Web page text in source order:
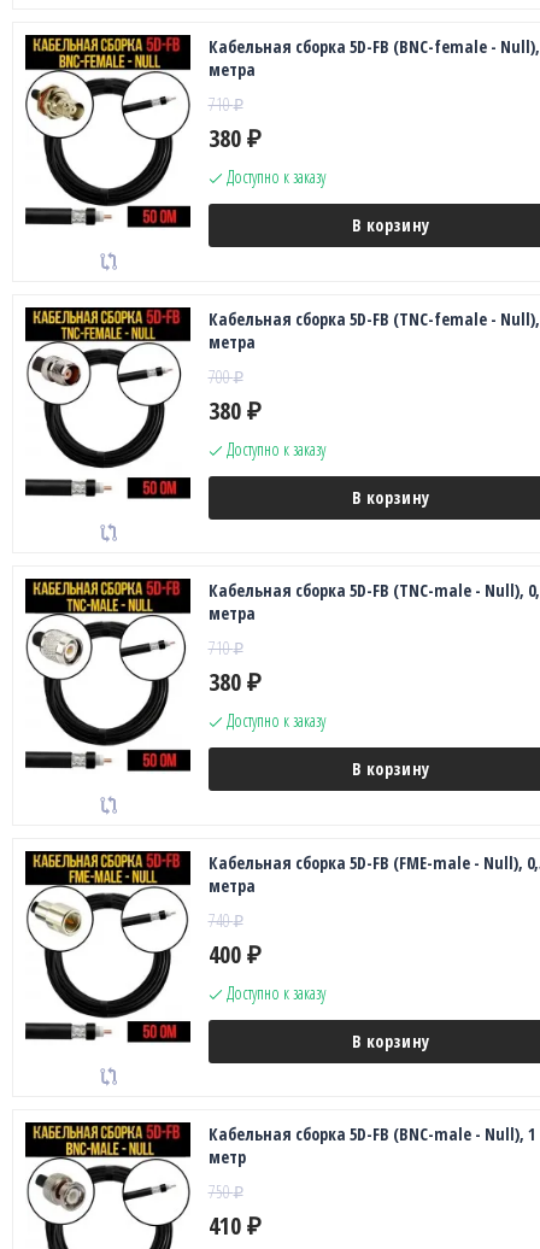
Кабельная сборка 5D-FB (BNC-female -
метра
710₽
380 ₽
Доступно к заказу
В корзину
Кабельная сборка 5D-FB (TNC-female -
метра
700₽
380 ₽
Доступно к заказу
В корзину
Кабельная сборка 5D-FB (TNC-male - Null),
метра
710₽
380 ₽
Доступно к заказу
В корзину
Кабельная сборка 5D-FB (FME-male - Null),
метра
740₽
400 ₽
Доступно к заказу
В корзину
Кабельная сборка 5D-FB (BNC-male - Null), 1
метр
750₽
410 ₽